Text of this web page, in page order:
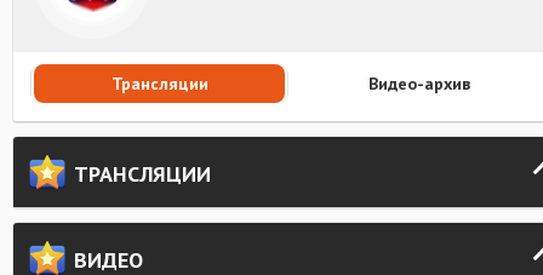
Трансляции Видео-архив
ТРАНСЛЯЦИИ
ВИДЕО